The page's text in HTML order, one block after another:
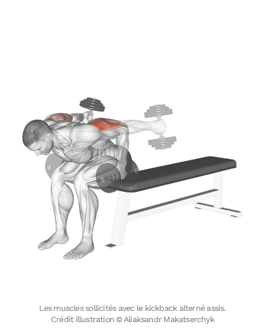
Les muscles sollicités avec le kickback alterné assis.
Crédit illustration © Aliaksandr Makatserchyk